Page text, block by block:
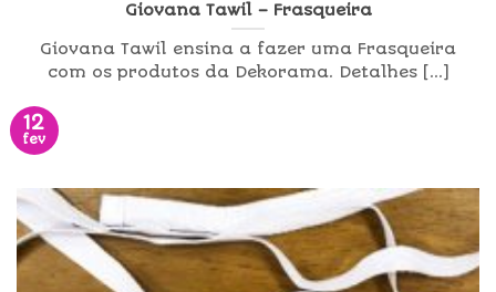
Giovana Tawil – Frasqueira
Giovana Tawil ensina a fazer uma Frasqueira
com os produtos da Dekorama. Detalhes [...]
12
fev